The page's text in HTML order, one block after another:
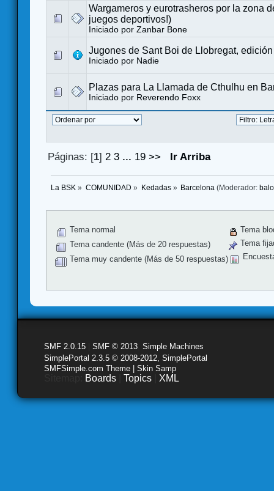
Wargameros y eurotrasheros por la zona
juegos deportivos!)
Iniciado por Zanbar Bone
Jugones de Sant Boi de Llobregat,
Iniciado por Nadie
Plazas para La Llamada de Cthulhu en
Iniciado por Reverendo Foxx
Páginas: [1] 2 3 ... 19 >> Ir Arriba
La BSK » COMUNIDAD » Kedadas» Barcelona (Moderador:
Tema normal
Tema candente (Más de 20 respuestas)
Tema muy candente (Más de 50 respuestas)
Tema
Tema
SMF 2.0.15 SMF © 2013 Simple Machines
SimplePortal 2.3.5 © 2008-2012, SimplePortal
SMFSimple.com Theme | Skin Samp
Boards Topics XML